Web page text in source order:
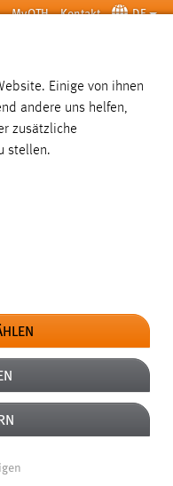
MyOTH Kontakt DE
SUCHE
Einige von ihnen
andere uns helfen,
zusätzliche
stellen.